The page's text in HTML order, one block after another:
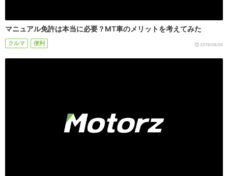
マニュアル免許は本当に必要？MT車のメリットを考えてみた
クルマ 便利 2019/08/05